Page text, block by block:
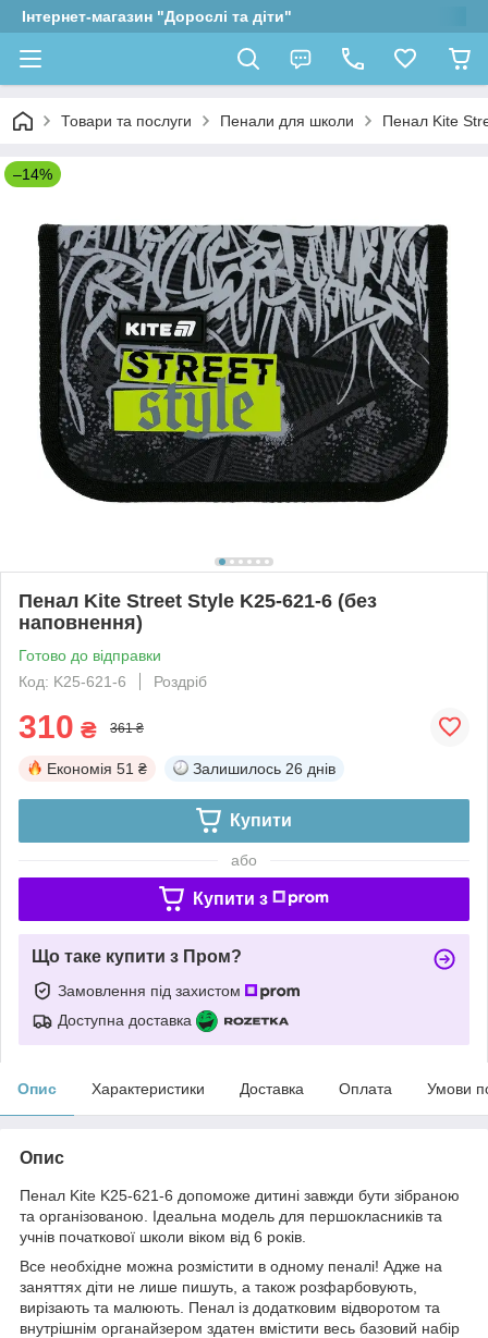
Інтернет-магазин "Дорослі та діти"
Товари та послуги Пенали для школи Пенал Kite
–14%
Пенал Kite Street Style K25-621-6 (без
наповнення)
Готово до відправки
Код: K25-621-6
Роздріб
310 ₴ 361 ₴
Економія 51 ₴ Залишилось 26 днів
Купити
або
Купити з
Що таке купити з Пром?
Замовлення під захистом
Доступна доставка
Опис Характеристики Доставка Оплата Умови
Опис
Пенал Kite K25-621-6 допоможе дитині завжди бути зібраною
та організованою. Ідеальна модель для першокласників та
учнів початкової школи віком від 6 років.
Все необхідне можна розмістити в одному пеналі! Адже на
заняттях діти не лише пишуть, а також розфарбовують,
вирізають та малюють. Пенал із додатковим відворотом та
внутрішнім органайзером здатен вмістити весь базовий набір